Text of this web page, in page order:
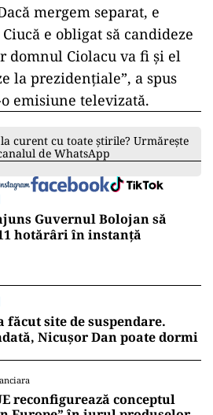
mergem separat, e
e obligat să candideze
domnul Ciolacu va fi și el
la prezidențiale”, a spus
emisiune televizată.
ad
curent cu toate știrile? Urmărește
de WhatsApp